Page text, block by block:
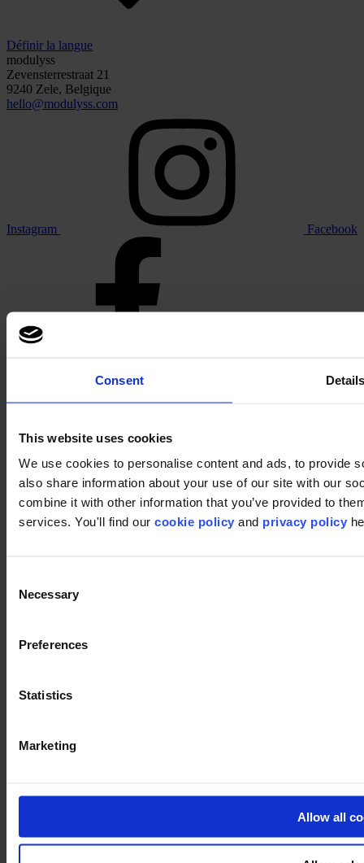
Consent
This website uses cookies
We use cookies to personalise content and ads, to provide
also share information about your use of our site with our
combine it with other information that you’ve provided to
services. You'll find our cookie policy and privacy policy
Selection
Necessary
Preferences
Statistics
Marketing
Allow all
Définir la langue
modulyss
Zevensterrestraat 21
9240 Zele, Belgique
hello@modulyss.com
Instagram Facebook
Vimeo
Segments
Commerce